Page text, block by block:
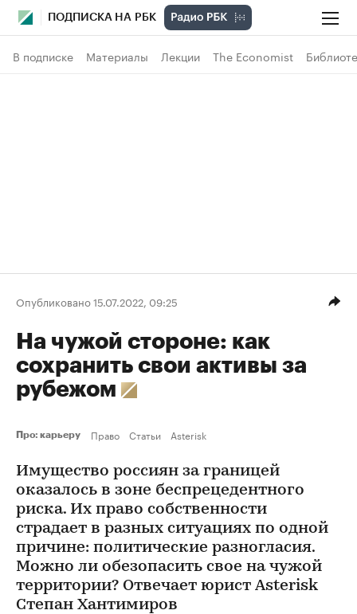
ПОДПИСКА НА РБК
В подписке Материалы Лекции The Economist
Опубликовано 15.07.2022, 09:25
На чужой стороне: как
сохранить свои активы за
рубежом
Про: карьеру Право Статьи Asterisk
Имущество россиян за границей
оказалось в зоне беспрецедентного
риска. Их право собственности
страдает в разных ситуациях по одной
причине: политические разногласия.
Можно ли обезопасить свое на чужой
территории? Отвечает юрист Asterisk
Степан Хантимиров